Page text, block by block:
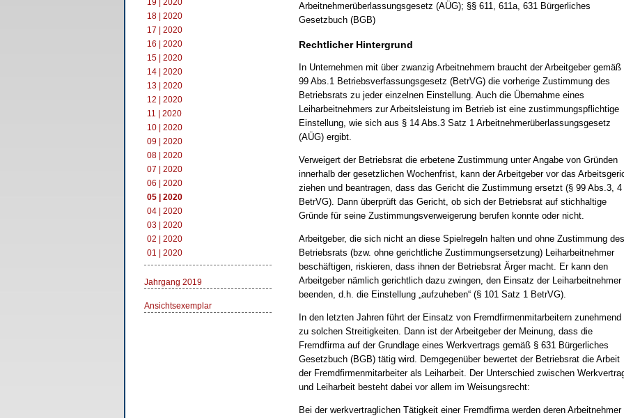
19 | 2020
18 | 2020
17 | 2020
16 | 2020
15 | 2020
14 | 2020
13 | 2020
12 | 2020
11 | 2020
10 | 2020
09 | 2020
08 | 2020
07 | 2020
06 | 2020
05 | 2020
04 | 2020
03 | 2020
02 | 2020
01 | 2020
Jahrgang 2019
Ansichtsexemplar
Arbeitnehmerüberlassungsgesetz (AÜG); §§ 611, 611a, 631 Bürgerliches
Gesetzbuch (BGB)
Rechtlicher Hintergrund
In Unternehmen mit über zwanzig Arbeitnehmern braucht der Arbeitgeber gemäß
99 Abs.1 Betriebsverfassungsgesetz (BetrVG) die vorherige Zustimmung des
Betriebsrats zu jeder einzelnen Einstellung. Auch die Übernahme eines
Leiharbeitnehmers zur Arbeitsleistung im Betrieb ist eine zustimmungspflichtige
Einstellung, wie sich aus § 14 Abs.3 Satz 1 Arbeitnehmerüberlassungsgesetz
(AÜG) ergibt.
Verweigert der Betriebsrat die erbetene Zustimmung unter Angabe von Gründen
innerhalb der gesetzlichen Wochenfrist, kann der Arbeitgeber vor das
ziehen und beantragen, dass das Gericht die Zustimmung ersetzt (§ 99 Abs.3, 4
BetrVG). Dann überprüft das Gericht, ob sich der Betriebsrat auf stichhaltige
Gründe für seine Zustimmungsverweigerung berufen konnte oder nicht.
Arbeitgeber, die sich nicht an diese Spielregeln halten und ohne Zustimmung des
Betriebsrats (bzw. ohne gerichtliche Zustimmungsersetzung) Leiharbeitnehmer
beschäftigen, riskieren, dass ihnen der Betriebsrat Ärger macht. Er kann den
Arbeitgeber nämlich gerichtlich dazu zwingen, den Einsatz der Leiharbeitnehmer
beenden, d.h. die Einstellung „aufzuheben“ (§ 101 Satz 1 BetrVG).
In den letzten Jahren führt der Einsatz von Fremdfirmenmitarbeitern zunehmend
zu solchen Streitigkeiten. Dann ist der Arbeitgeber der Meinung, dass die
Fremdfirma auf der Grundlage eines Werkvertrags gemäß § 631 Bürgerliches
Gesetzbuch (BGB) tätig wird. Demgegenüber bewertet der Betriebsrat die Arbeit
der Fremdfirmenmitarbeiter als Leiharbeit. Der Unterschied zwischen
und Leiharbeit besteht dabei vor allem im Weisungsrecht:
Bei der werkvertraglichen Tätigkeit einer Fremdfirma werden deren Arbeitnehmer